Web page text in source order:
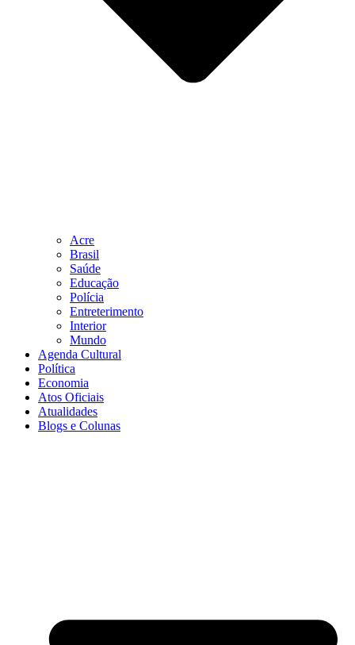
Acre
Brasil
Saúde
Educação
Polícia
Entreterimento
Interior
Mundo
Agenda Cultural
Política
Economia
Atos Oficiais
Atualidades
Blogs e Colunas